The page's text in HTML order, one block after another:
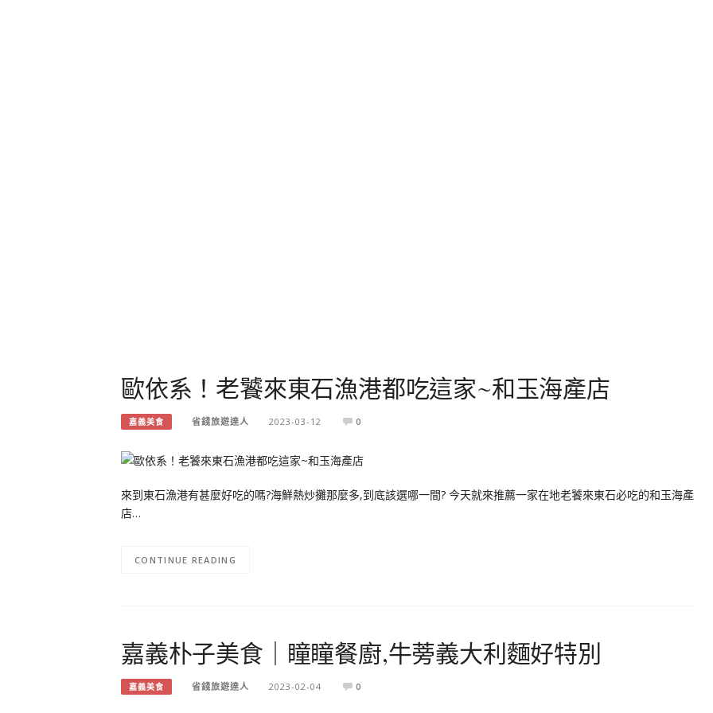
歐依系！老饕來東石漁港都吃這家~和玉海產店
嘉義美食 省錢旅遊達人 2023-03-12 0
來到東石漁港有甚麼好吃的嗎?海鮮熱炒攤那麼多,到底該選哪一間? 今天就來推薦一家在地老饕來東石必吃的和玉海產
店…
CONTINUE READING
嘉義朴子美食｜瞳瞳餐廚,牛蒡義大利麵好特別
嘉義美食 省錢旅遊達人 2023-02-04 0